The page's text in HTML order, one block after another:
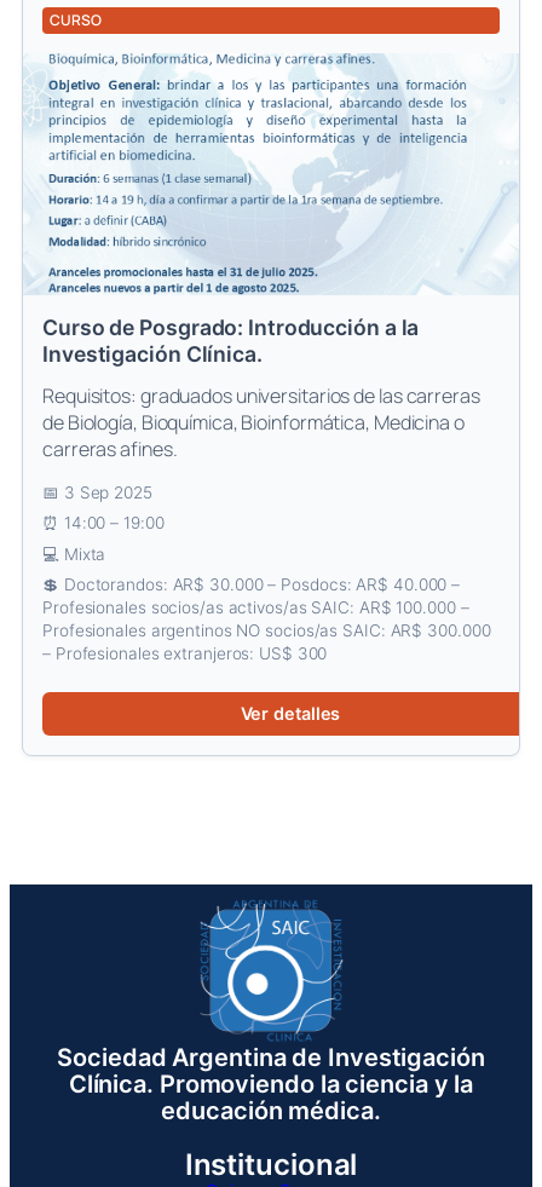
CURSO
Curso de Posgrado: Introducción a la
Investigación Clínica.
Requisitos: graduados universitarios de las carreras
de Biología, Bioquímica, Bioinformática, Medicina o
carreras afines.
3 Sep 2025
14:00 – 19:00
Mixta
Doctorandos: AR$ 30.000 – Posdocs: AR$ 40.000 –
Profesionales socios/as activos/as SAIC: AR$ 100.000 –
Profesionales argentinos NO socios/as SAIC: AR$ 300.000
– Profesionales extranjeros: US$ 300
Ver detalles
Sociedad Argentina de Investigación
Clínica. Promoviendo la ciencia y la
educación médica.
Institucional